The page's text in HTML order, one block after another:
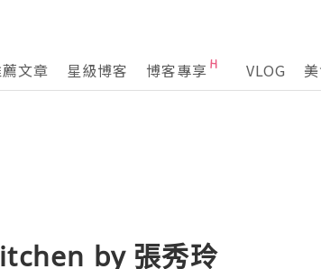
文章 星級博客 博客專享 VLOG
by 張秀玲